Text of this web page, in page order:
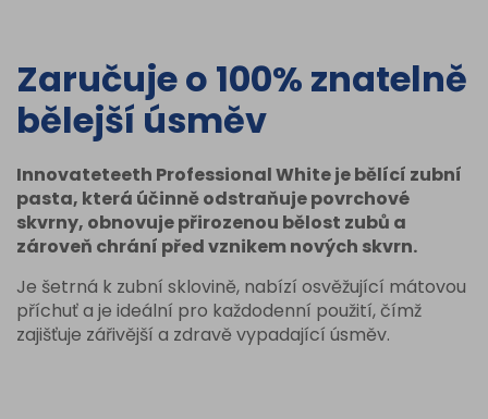
Zaručuje o 100% znatelně
bělejší úsměv
Innovateteeth Professional White je bělící zubní
pasta, která účinně odstraňuje povrchové
skvrny, obnovuje přirozenou bělost zubů a
zároveň chrání před vznikem nových skvrn.
Je šetrná k zubní sklovině, nabízí osvěžující mátovou
příchuť a je ideální pro každodenní použití, čímž
zajišťuje zářivější a zdravě vypadající úsměv.